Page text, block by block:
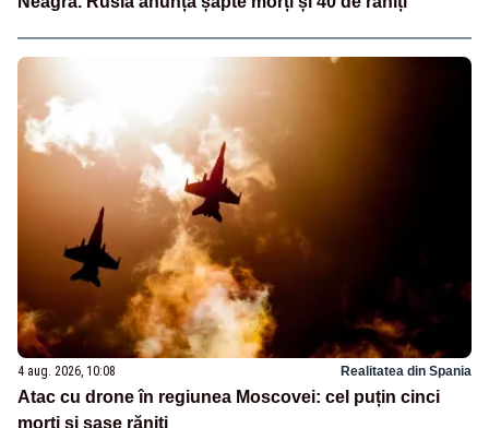
4 aug. 2026, 10:08 Realitatea din Spania
Atac cu drone în regiunea Moscovei: cel puțin cinci
morți și șase răniți